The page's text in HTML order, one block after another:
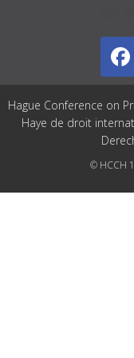
Hague Conference on
Haye de droit
© HCCH